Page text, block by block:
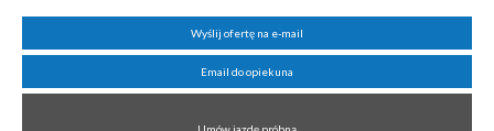
Wyślij ofertę na e-mail
Email do opiekuna